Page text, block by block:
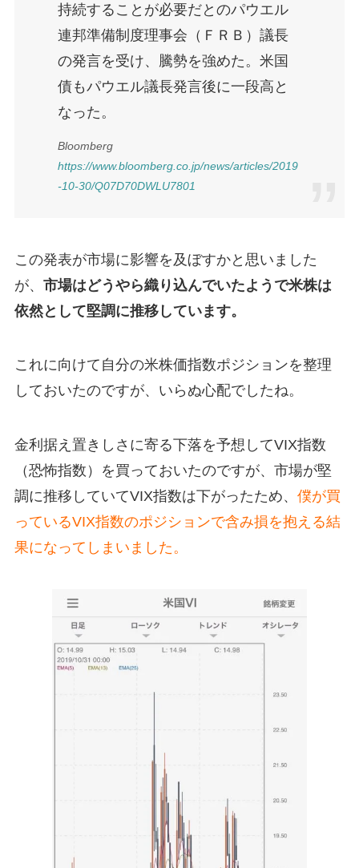
持続することが必要だとのパウエル
連邦準備制度理事会（ＦＲＢ）議長
の発言を受け、騰勢を強めた。米国
債もパウエル議長発言後に一段高と
なった。
Bloomberg
https://www.bloomberg.co.jp/news/articles/2019
-10-30/Q07D70DWLU7801
この発表が市場に影響を及ぼすかと思いました
が、 市場はどうやら織り込んでいたようで米株は
依然として堅調に推移しています。
これに向けて自分の米株価指数ポジションを整理
しておいたのですが、いらぬ心配でしたね。
金利据え置きしさに寄る下落を予想してVIX指数
（恐怖指数）を買っておいたのですが、市場が堅
調に推移していてVIX指数は下がったため、 僕が買
っているVIX指数のポジションで含み損を抱える結
果になってしまいました。